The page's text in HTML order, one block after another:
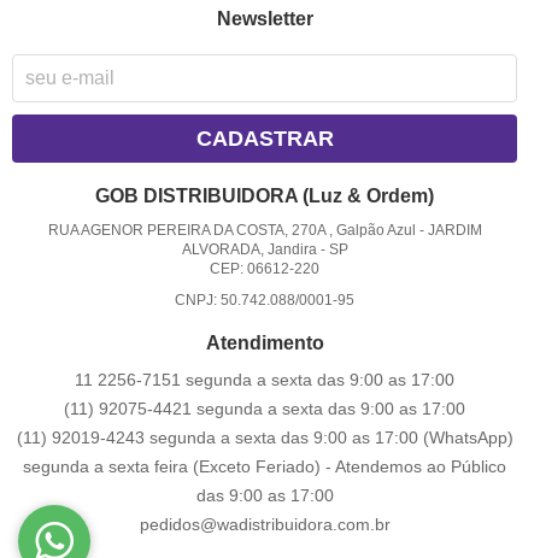
Newsletter
CADASTRAR
GOB DISTRIBUIDORA (Luz & Ordem)
RUA AGENOR PEREIRA DA COSTA, 270A , Galpão Azul - JARDIM
ALVORADA, Jandira - SP
CEP: 06612-220
CNPJ: 50.742.088/0001-95
Atendimento
11 2256-7151 segunda a sexta das 9:00 as 17:00
(11) 92075-4421 segunda a sexta das 9:00 as 17:00
(11) 92019-4243 segunda a sexta das 9:00 as 17:00 (WhatsApp)
segunda a sexta feira (Exceto Feriado) - Atendemos ao Público
das 9:00 as 17:00
pedidos@wadistribuidora.com.br